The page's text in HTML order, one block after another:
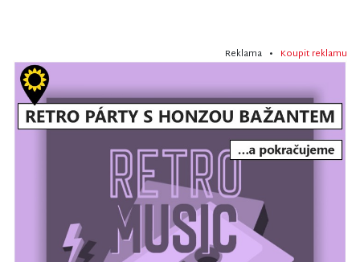
Reklama • Koupit reklamu